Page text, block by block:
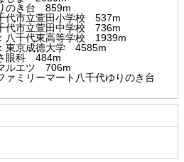
のき台 859m
代市立萱田小学校 537m
代市立萱田中学校 736m
八千代東高等学校 1939m
東京成徳大学 4585m
眼科 484m
ルエツ 706m
ァミリーマート八千代ゆりのき台